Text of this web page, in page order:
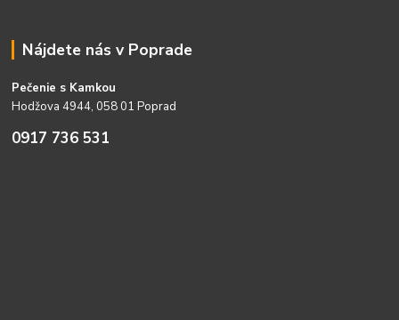
Nájdete nás v Poprade
Pečenie s Kamkou
Hodžova 4944, 058 01 Poprad
0917 736 531